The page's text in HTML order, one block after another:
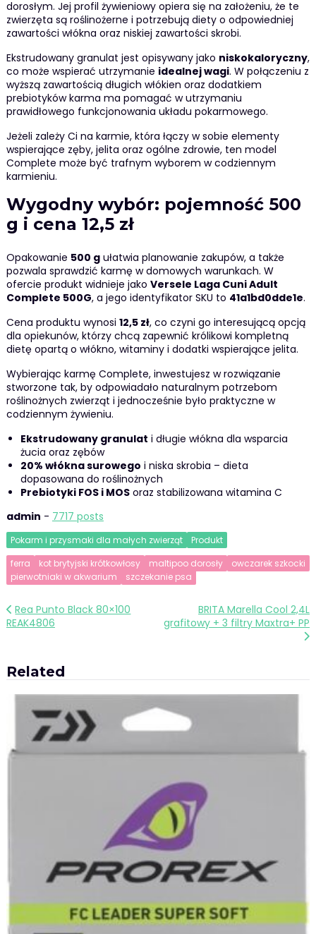
dorosłym. Jej profil żywieniowy opiera się na założeniu, że te
zwierzęta są roślinożerne i potrzebują diety o odpowiedniej
zawartości włókna oraz niskiej zawartości skrobi.
Ekstrudowany granulat jest opisywany jako niskokaloryczny,
co może wspierać utrzymanie idealnej wagi. W połączeniu z
wyższą zawartością długich włókien oraz dodatkiem
prebiotyków karma ma pomagać w utrzymaniu
prawidłowego funkcjonowania układu pokarmowego.
Jeżeli zależy Ci na karmie, która łączy w sobie elementy
wspierające zęby, jelita oraz ogólne zdrowie, ten model
Complete może być trafnym wyborem w codziennym
karmieniu.
Wygodny wybór: pojemność 500
g i cena 12,5 zł
Opakowanie 500 gułatwia planowanie zakupów, a także
pozwala sprawdzić karmę w domowych warunkach. W
ofercie produkt widnieje jako Versele Laga Cuni Adult
Complete 500G, a jego identyfikator SKU to 41a1bd0dde1e.
Cena produktu wynosi 12,5 zł, co czyni go interesującą opcją
dla opiekunów, którzy chcą zapewnić królikowi kompletną
dietę opartą o włókno, witaminy i dodatki wspierające jelita.
Wybierając karmę Complete, inwestujesz w rozwiązanie
stworzone tak, by odpowiadało naturalnym potrzebom
roślinożnych zwierząt i jednocześnie było praktyczne w
codziennym żywieniu.
Ekstrudowany granulat i długie włókna dla wsparcia
żucia oraz zębów
20% włókna surowego i niska skrobia – dieta
dopasowana do roślinożnych
Prebiotyki FOS i MOSoraz stabilizowana witamina C
admin - 7717 posts
Pokarm i przysmaki dla małych zwierząt
Produkt
ferra
kot brytyjski krótkowłosy maltipoo dorosły
owczarek szkocki
pierwotniaki w akwarium
szczekanie psa
Nawigacja
wpisu
Rea Punto Black 80×100
REAK4806
BRITA Marella Cool 2,4L
grafitowy + 3 filtry Maxtra+ PP
Related